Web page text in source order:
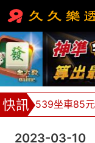
539坐車85
2023-03-10